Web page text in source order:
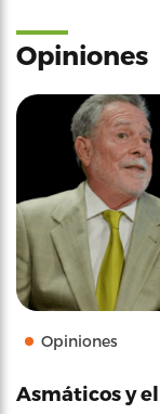
Opiniones
Opiniones
Asmáticos y